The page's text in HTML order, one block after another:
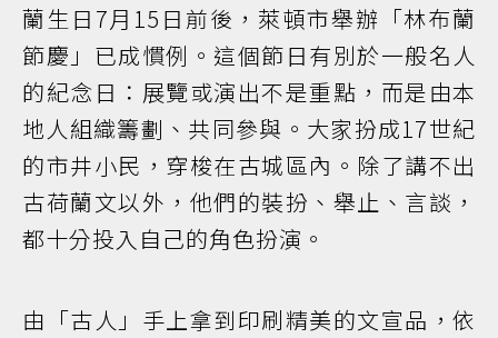
蘭生日7月15日前後，萊頓市舉辦「林布蘭
節慶」已成慣例。這個節日有別於一般名人
的紀念日：展覽或演出不是重點，而是由本
地人組織籌劃、共同參與。大家扮成17世紀
的市井小民，穿梭在古城區內。除了講不出
古荷蘭文以外，他們的裝扮、舉止、言談，
都十分投入自己的角色扮演。
由「古人」手上拿到印刷精美的文宣品，依